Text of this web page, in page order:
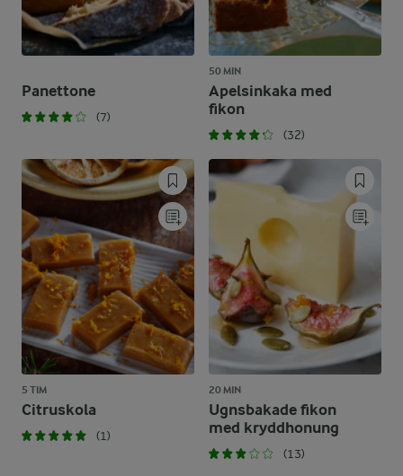
Panettone
(7)
50 MIN
Apelsinkaka med
fikon
(32)
5 TIM
Citruskola
(1)
20 MIN
Ugnsbakade fikon
med kryddhonung
(13)